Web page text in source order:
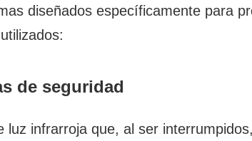
diseñados específicamente para
de seguridad
luz infrarroja que, al ser